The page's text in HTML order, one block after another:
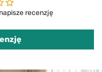
recenzję